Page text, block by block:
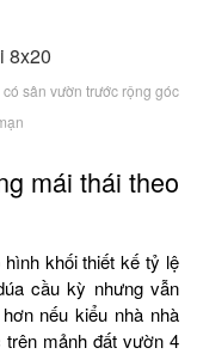
sân vườn trước rộng góc
mái thái theo
khối thiết kế tỷ lệ
cầu kỳ nhưng vẫn
nếu kiểu nhà nhà
trên mảnh đất vườn 4